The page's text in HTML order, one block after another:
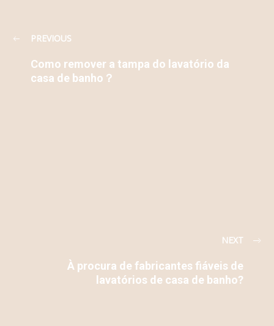
PREVIOUS
Como remover a tampa do lavatório da
casa de banho？
NEXT
À procura de fabricantes fiáveis de
lavatórios de casa de banho?